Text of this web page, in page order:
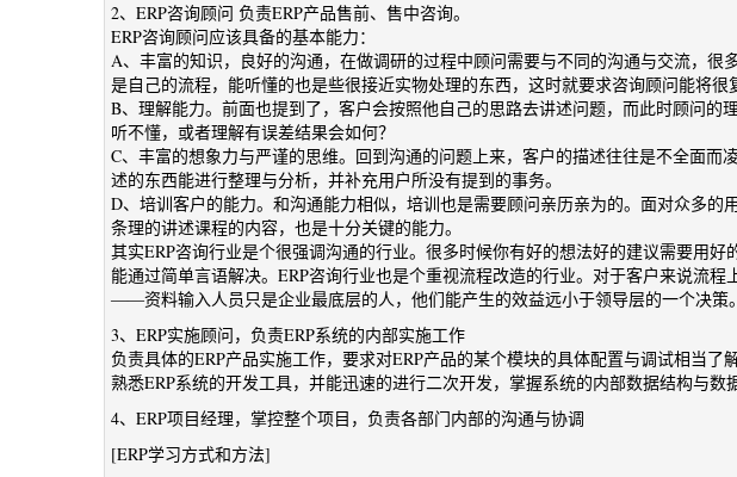
2、ERP咨询顾问 负责ERP产品售前、售中咨询。
ERP咨询顾问应该具备的基本能力：
A、丰富的知识，良好的沟通，在做调研的过程中顾问需要与不同的沟通与交流，很
是自己的流程，能听懂的也是些很接近实物处理的东西，这时就要求咨询顾问能将很
B、理解能力。前面也提到了，客户会按照他自己的思路去讲述问题，而此时顾问的
听不懂，或者理解有误差结果会如何？
C、丰富的想象力与严谨的思维。回到沟通的问题上来，客户的描述往往是不全面而
述的东西能进行整理与分析，并补充用户所没有提到的事务。
D、培训客户的能力。和沟通能力相似，培训也是需要顾问亲历亲为的。面对众多的
条理的讲述课程的内容，也是十分关键的能力。
其实ERP咨询行业是个很强调沟通的行业。很多时候你有好的想法好的建议需要用好
能通过简单言语解决。ERP咨询行业也是个重视流程改造的行业。对于客户来说流
――资料输入人员只是企业最底层的人，他们能产生的效益远小于领导层的一个决策。
3、ERP实施顾问，负责ERP系统的内部实施工作
负责具体的ERP产品实施工作，要求对ERP产品的某个模块的具体配置与调试相当了
熟悉ERP系统的开发工具，并能迅速的进行二次开发，掌握系统的内部数据结构与数
4、ERP项目经理，掌控整个项目，负责各部门内部的沟通与协调
[ERP学习方式和方法]